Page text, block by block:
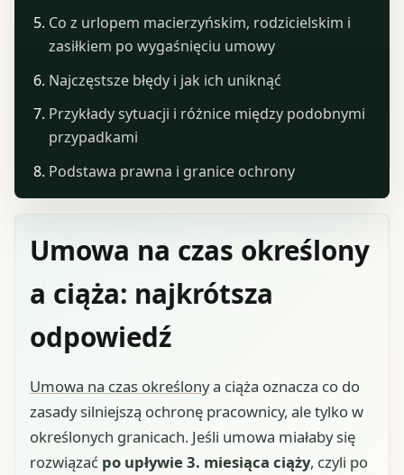
Umowa na czas określony
a ciąża: najkrótsza
odpowiedź
Umowa na czas określonya ciąża oznacza co do
zasady silniejszą ochronę pracownicy, ale tylko w
określonych granicach. Jeśli umowa miałaby się
rozwiązać po upływie 3. miesiąca ciąży, czyli po
Co z urlopem macierzyńskim, rodzicielskim i
zasiłkiem po wygaśnięciu umowy
Najczęstsze błędy i jak ich uniknąć
Przykłady sytuacji i różnice między podobnymi
przypadkami
Podstawa prawna i granice ochrony